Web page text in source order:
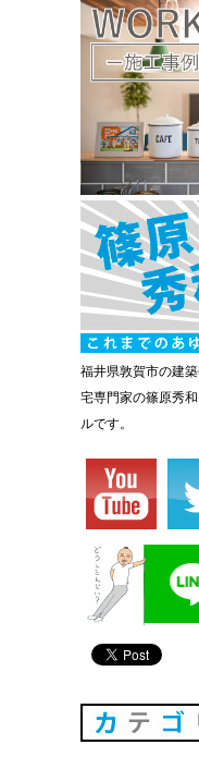
福井県敦賀市の建
宅専門家の篠原秀
ルです。